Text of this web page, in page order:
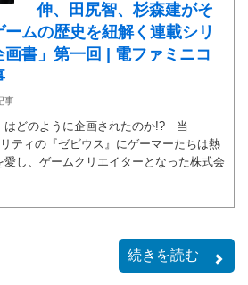
伸、田尻智、杉森建がそ
ムの歴史を紐解く連載シリ
書」第一回 | 電ファミニコ
事
はどのように企画されたのか!? 当
ティの『ゼビウス』にゲーマーたちは熱
し、ゲームクリエイターとなった株式会
続きを読む